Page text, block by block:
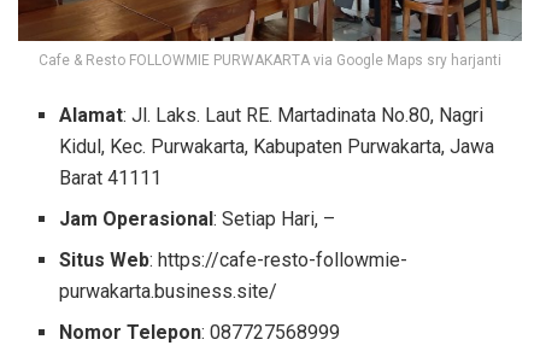
Cafe & Resto FOLLOWMIE PURWAKARTA via Google Maps sry harjanti
Alamat: Jl. Laks. Laut RE. Martadinata No.80, Nagri
Kidul, Kec. Purwakarta, Kabupaten Purwakarta, Jawa
Barat 41111
Jam Operasional: Setiap Hari, –
Situs Web: https://cafe-resto-followmie-
purwakarta.business.site/
Nomor Telepon: 087727568999